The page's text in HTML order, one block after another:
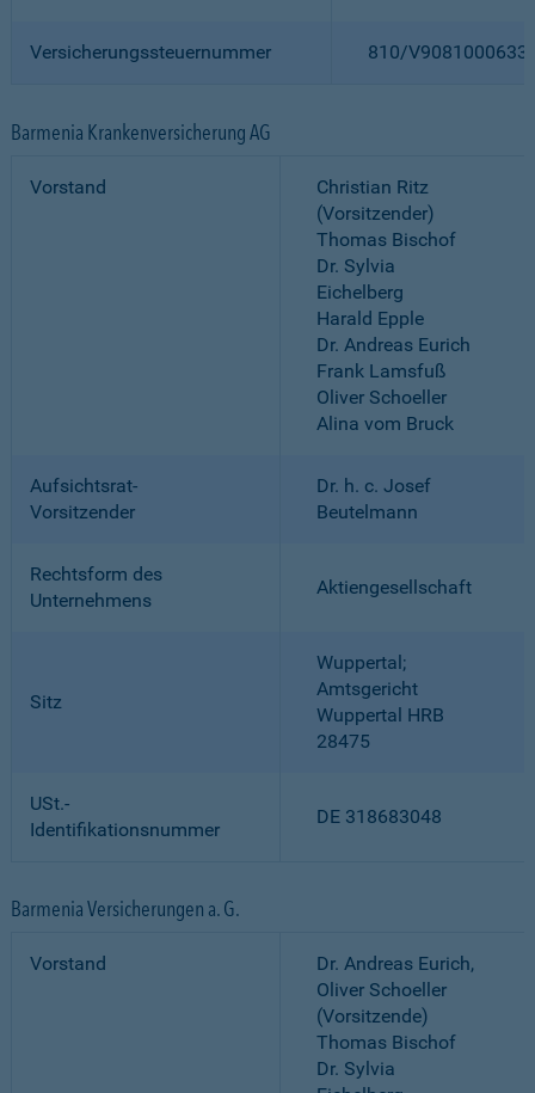
Versicherungssteuernummer 810/
Barmenia Krankenversicherung AG
Vorstand
Christian Ritz
(Vorsitzender)
Thomas Bischof
Dr. Sylvia
Eichelberg
Harald Epple
Dr. Andreas Eurich
Frank Lamsfuß
Oliver Schoeller
Alina vom Bruck
Aufsichtsrat-
Vorsitzender
Dr. h. c. Josef
Beutelmann
Rechtsform des
Unternehmens
Aktiengesellschaft
Sitz
Wuppertal;
Amtsgericht
Wuppertal HRB
28475
USt.-
Identifikationsnummer
DE 318683048
Barmenia Versicherungen a. G.
Vorstand
Dr. Andreas Eurich,
Oliver Schoeller
(Vorsitzende)
Thomas Bischof
Dr. Sylvia